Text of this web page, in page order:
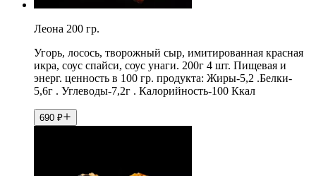
Леона 200 гр.
Угорь, лосось, творожный сыр, имитированная красная
икра, соус спайси, соус унаги. 200г 4 шт. Пищевая и
энерг. ценность в 100 гр. продукта: Жиры-5,2 .Белки-
5,6г . Углеводы-7,2г . Калорийность-100 Ккал
690 ₽